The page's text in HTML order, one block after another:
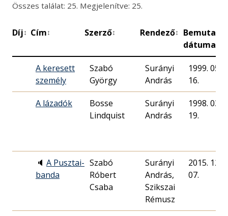
Összes találat: 25. Megjelenítve: 25.
Díj↕ Cím↕ Szerző↕ Rendező↕
Bemutató
dátuma
A keresett
személy
Szabó
György
Surányi
András
1999. 05.
16.
A lázadók
Bosse
Lindquist
Surányi
András
1998. 03.
19.
🔈 A Pusztai-
banda
Szabó
Róbert
Csaba
Surányi
András,
Szikszai
Rémusz
2015. 12.
07.